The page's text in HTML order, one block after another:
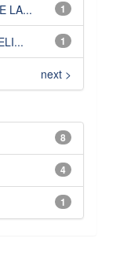
1
LA...
1
next >
8
4
1